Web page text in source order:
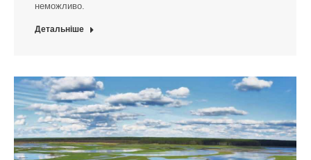
неможливо.
Детальніше